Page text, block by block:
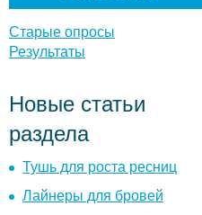
Старые опросы
Результаты
Новые статьи
раздела
Тушь для роста ресниц
Лайнеры для бровей